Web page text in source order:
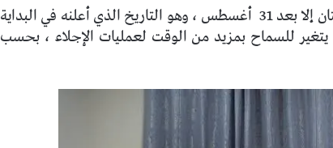
بعد 31
أغسطس ، وهو التاريخ الذي أعلنه في البداية
يتغير للسماح بمزيد من الوقت لعمليات الإجلاء ، بحسب